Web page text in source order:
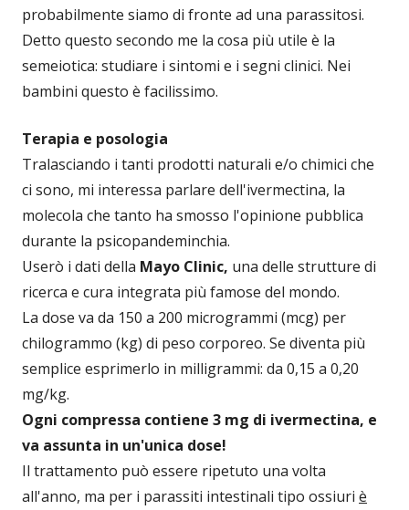
probabilmente siamo di fronte ad una parassitosi.
Detto questo secondo me la cosa più utile è la
semeiotica: studiare i sintomi e i segni clinici. Nei
bambini questo è facilissimo.
Terapia e posologia
Tralasciando i tanti prodotti naturali e/o chimici che
ci sono, mi interessa parlare dell'ivermectina, la
molecola che tanto ha smosso l'opinione pubblica
durante la psicopandeminchia.
Userò i dati della Mayo Clinic, una delle strutture di
ricerca e cura integrata più famose del mondo.
La dose va da 150 a 200 microgrammi (mcg) per
chilogrammo (kg) di peso corporeo. Se diventa più
semplice esprimerlo in milligrammi: da 0,15 a 0,20
mg/kg.
Ogni compressa contiene 3 mg di ivermectina, e
va assunta in un'unica dose!
Il trattamento può essere ripetuto una volta
all'anno, ma per i parassiti intestinali tipo ossiuri è